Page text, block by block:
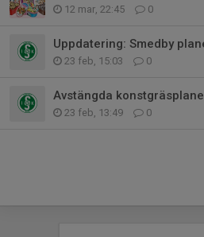
12 mar, 22:45 0
Uppdatering: Smedby
23 feb, 15:03 0
Avstängda
23 feb, 13:49 0